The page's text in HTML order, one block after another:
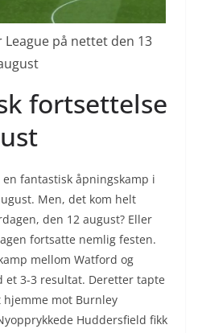
på nettet den 13
fortsettelse
fantastisk åpningskamp i
Men, det kom helt
den 12 august? Eller
fortsatte nemlig festen.
mellom Watford og
et 3-3 resultat. Deretter tapte
hjemme mot Burnley
Huddersfield fikk